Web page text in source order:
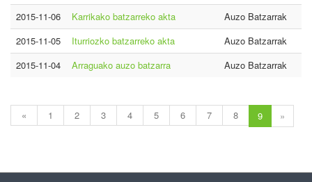
2015-11-06
Karrikako batzarreko akta
Auzo Batzarrak
2015-11-05
Iturriozko batzarreko akta
Auzo Batzarrak
2015-11-04
Arraguako auzo batzarra Auzo Batzarrak
« 1 2 3 4 5 6 7 8 9 »